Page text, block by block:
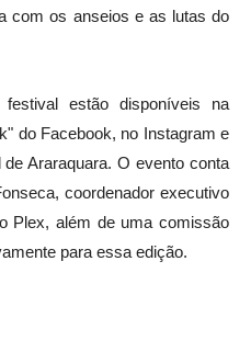
com os anseios e as lutas do
estão disponíveis na
do Facebook, no Instagram e
Araraquara. O evento conta
coordenador executivo
Plex, além de uma comissão
para essa edição.